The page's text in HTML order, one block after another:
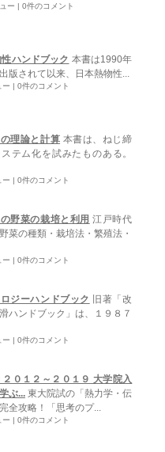
ー | 0件のコメント
ハンドブック 本書は1990年
版されて以来、日本熱物性...
ー | 0件のコメント
理論と計算 本書は、ねじ締
テム化を試みたものある。
ー | 0件のコメント
野菜の栽培と利用 江戸時代
菜の種類・栽培法・繁殖法・
ー | 0件のコメント
ロジーハンドブック
旧著「改
ハンドブック」は、１９８７
ー | 0件のコメント
２０１２～２０１９ 大学院入
ぶ... 東大院試の「熱力学・伝
全攻略！「思考のプ...
ー | 0件のコメント